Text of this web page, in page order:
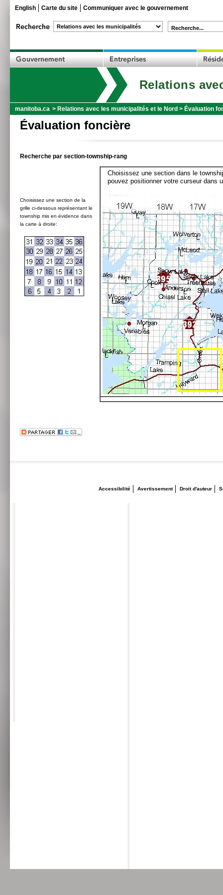
English Carte du site Communiquer avec le gouvernement
Recherche...
Relations
manitoba.ca > Relations avec les municipalités et le Nord > Évaluation
Évaluation foncière
Recherche par section-township-rang
Choisissez une section de la
grille ci-dessous représentant le
township mis en évidence dans
la carte à droite:
Choisissez une section dans le
pouvez positionner votre curseur dans
Accessibilité Avertissement Droit d'auteur